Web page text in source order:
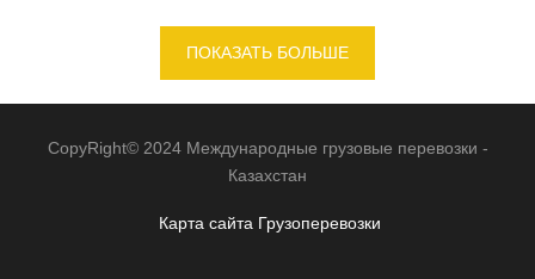
ПОКАЗАТЬ БОЛЬШЕ
CopyRight© 2024 Международные грузовые перевозки -
Казахстан
Карта сайта Грузоперевозки